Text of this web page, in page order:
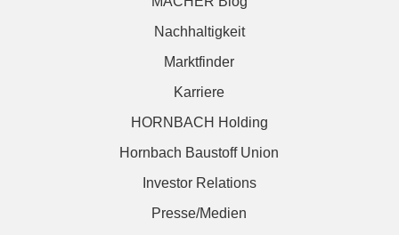
Nachhaltigkeit
Marktfinder
Karriere
HORNBACH Holding
Hornbach Baustoff Union
Investor Relations
Presse/Medien